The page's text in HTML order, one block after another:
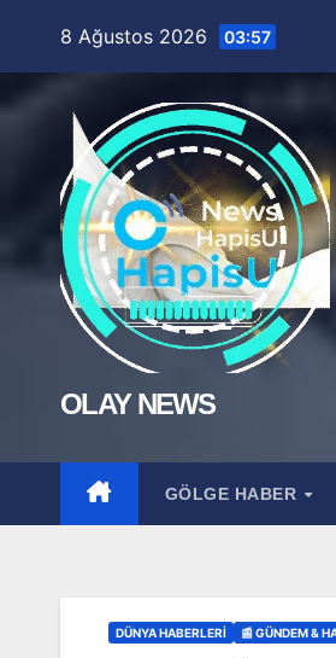
8 Ağustos 2026 03:57
OLAY NEWS
GÖLGE HABER
DÜNYA HABERLERI 📰 GÜNDEM &